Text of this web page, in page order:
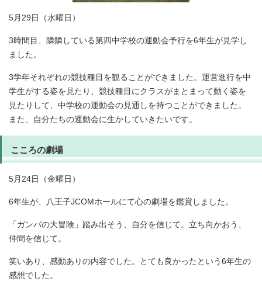
5月29日（水曜日）
3時間目、隣隣している第四中学校の運動会予行を6年生が見学し
ました。
3学年それぞれの競技種目を観ることができました。運営進行を中
学生がする姿を見たり、競技種目にクラスがまとまって動く姿を
見たりして、中学校の運動会の見通しを持つことができました。
また、自分たちの運動会に生かしていきたいです。
こころの劇場
5月24日（金曜日）
6年生が、八王子JCOMホールにて心の劇場を鑑賞しました。
「ガンバの大冒険」踏み出そう、自分を信じて。立ち向かおう、
仲間を信じて。
笑いあり、感動ありの内容でした。とても良かったという6年生の
感想でした。